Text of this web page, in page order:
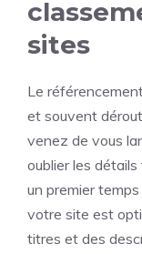
sites
Le
et souvent
venez de vous
oublier les
un premier
votre site est
titres et des